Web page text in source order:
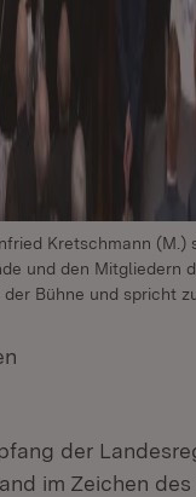
Kretschmann (M.)
und den Mitgliedern
Bühne und spricht
der
im Zeichen des